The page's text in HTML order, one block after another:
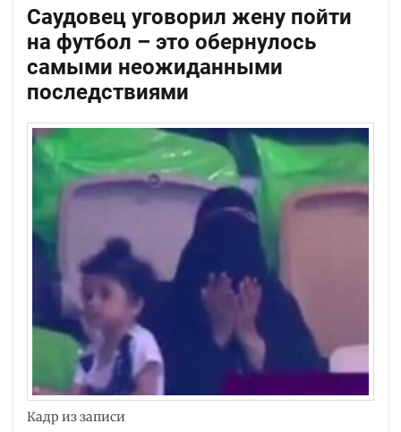
Саудовец уговорил жену пойти
на футбол – это обернулось
самыми неожиданными
последствиями
Кадр из записи